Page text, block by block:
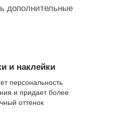
дополнительные
и наклейки
персональность
и придает более
оттенок